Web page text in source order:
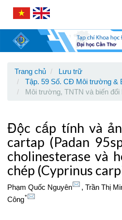
Navigation
Content
Sidebar
Trang chủ
Lưu trữ
Tập. 59 Số. CĐ Môi trường &
Môi trường, TNTN và biến đổi
Độc cấp tính và
cartap (Padan
cholinesterase và
chép (Cyprinus
Phạm Quốc Nguyên , Trần Thị
Công*